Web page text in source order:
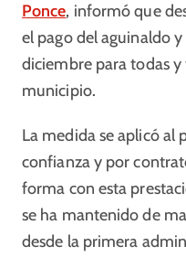
Ponce, informó que
el pago del aguinaldo
diciembre para todas
municipio.
La medida se aplicó al
confianza y por
forma con esta
se ha mantenido de
desde la primera